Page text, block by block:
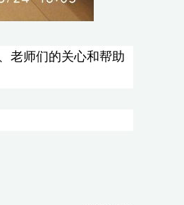
老师们的关心和帮助